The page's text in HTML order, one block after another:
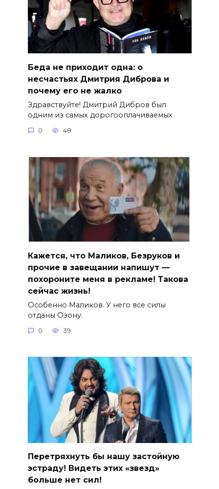
Беда не приходит одна: о
несчастьях Дмитрия Диброва и
почему его не жалко
Здравствуйте! Дмитрий Дибров был
одним из самых дорогооплачиваемых
0 48
Кажется, что Маликов, Безруков и
прочие в завещании напишут —
похороните меня в рекламе! Такова
сейчас жизнь!
Особенно Маликов. У него все силы
отданы Озону.
0 39
Перетряхнуть бы нашу застойную
эстраду! Видеть этих «звезд»
больше нет сил!